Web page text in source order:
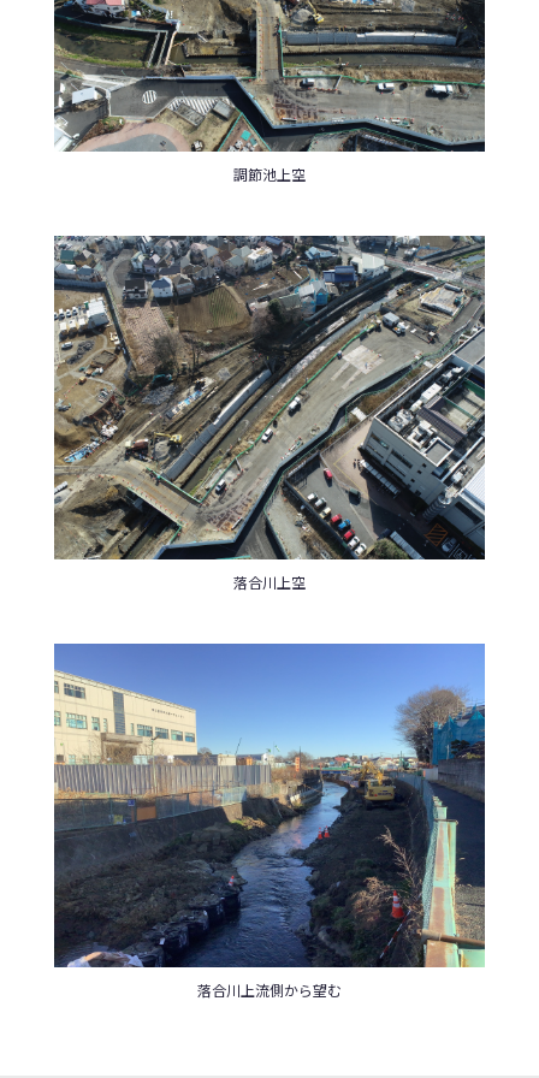
調節池上空
落合川上空
落合川上流側から望む